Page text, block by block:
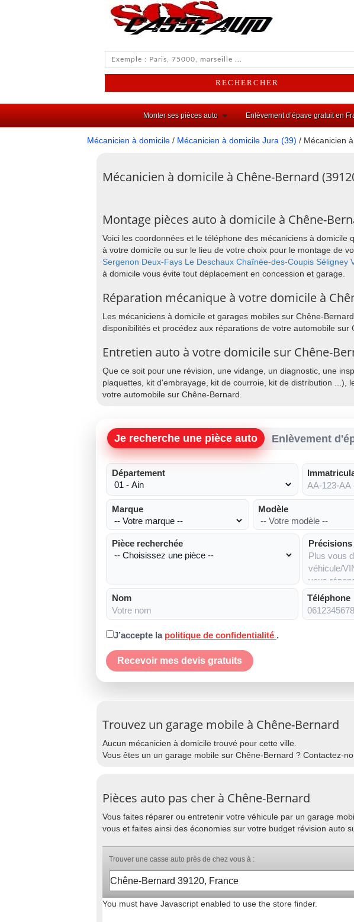
Monter ses pièces auto Enlèvement d’épave gratuit en
Mécanicien à domicile / Mécanicien à domicile Jura (39) / Mécanicien
Mécanicien à domicile à Chêne-Bernard
Montage pièces auto à domicile à Chêne-
Voici les coordonnées et le téléphone des mécaniciens à
à votre domicile ou sur le lieu de votre choix pour le montage de
Sergenon Deux-Fays Le Deschaux Chaînée-des-Coupis Séligney
à domicile vous évite tout déplacement en concession et garage.
Réparation mécanique à votre domicile à
Les mécaniciens à domicile et garages mobiles sur Chêne-
disponibilités et procédez aux réparations de votre automobile sur
Entretien auto à votre domicile sur Chêne-
Que ce soit pour une révision, une vidange, un diagnostic, une
plaquettes, kit d'embrayage, kit de courroie, kit de distribution
votre automobile sur Chêne-Bernard.
Je recherche une pièce auto Enlèvement
Département
Marque Modèle
Pièce recherchée
Nom Téléphone
J’accepte la politique de confidentialité .
Recevoir mes devis gratuits
Trouvez un garage mobile à Chêne-Bernard
Aucun mécanicien à domicile trouvé pour cette ville.
Vous êtes un un garage mobile sur Chêne-Bernard ? Contactez-
Pièces auto pas cher à Chêne-Bernard
Vous faites réparer ou entretenir votre véhicule par un garage
vous et faites ainsi des économies sur votre budget révision auto